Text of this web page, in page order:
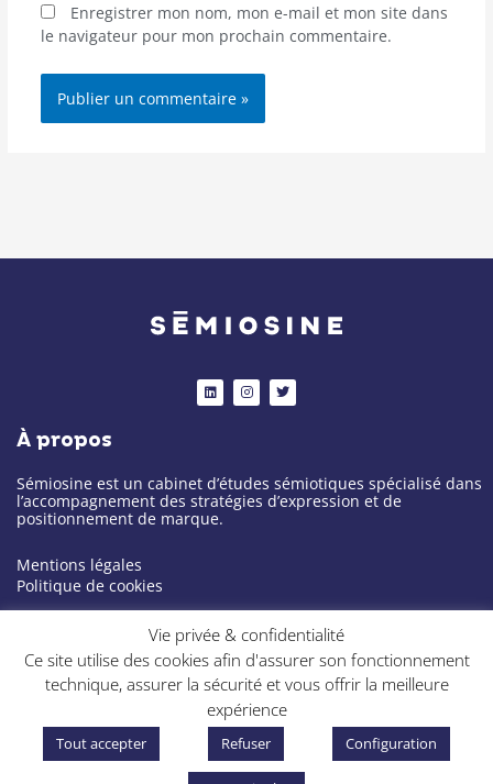
Enregistrer mon nom, mon e-mail et mon site dans
le navigateur pour mon prochain commentaire.
L
i
n
n
I
n
s
a
m
T
w
i
À propos
Sémiosine est un cabinet d’études sémiotiques spécialisé dans
l’accompagnement des stratégies d’expression et de
positionnement de marque.
Mentions légales
Politique de cookies
Notre cabinet
À propos
Expertise
Vie privée & confidentialité
Ce site utilise des cookies afin d'assurer son fonctionnement
technique, assurer la sécurité et vous offrir la meilleure
expérience
Tout accepter Refuser Configuration